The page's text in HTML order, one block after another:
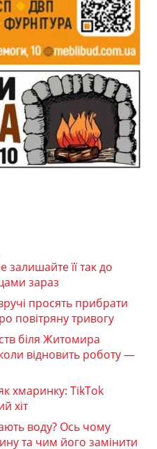
залишайте її так до
зараз
просять прибрати
повітряну тривогу
біля Житомира
відновить роботу —
хмаринку: TikTok
хіт
воду? Ось чому
та чим його замінити